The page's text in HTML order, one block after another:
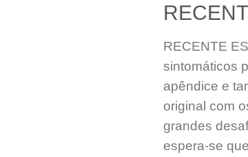
RECENTE
sintomáticos
apêndice e
original com
grandes
espera-se